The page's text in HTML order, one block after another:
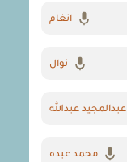
انغام
نوال
عبدالمجيد عبدالله
محمد عبده